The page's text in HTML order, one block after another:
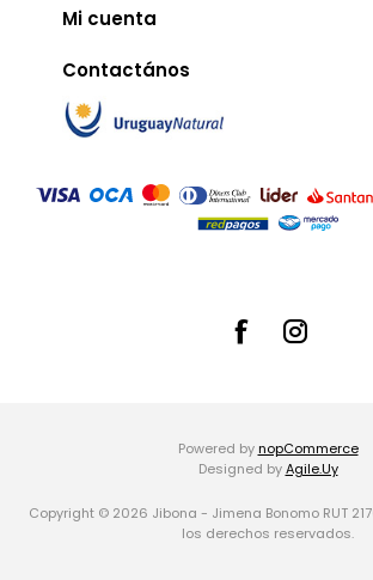
Mi cuenta
Contactános
Powered by nopCommerce
Designed byAgile.Uy
Copyright © 2026 Jibona - Jimena Bonomo RUT
los derechos reservados.